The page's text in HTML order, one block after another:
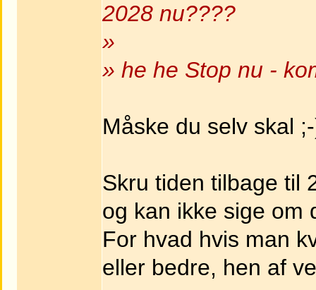
2028 nu????
»
» he he Stop nu -
Måske du selv skal
Skru tiden tilbage til
og kan ikke sige om
For hvad hvis man
eller bedre, hen af